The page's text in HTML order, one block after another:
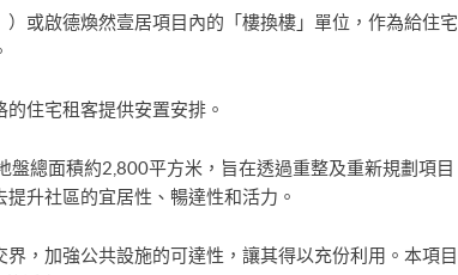
或啟德煥然壹居項目內的「樓換樓」單位，作為給住宅
住宅租客提供安置安排。
總面積約2,800平方米，旨在透過重整及重新規劃項目
升社區的宜居性、暢達性和活力。
，加強公共設施的可達性，讓其得以充份利用。本項目